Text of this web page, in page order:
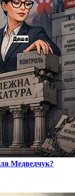
Медведчук?